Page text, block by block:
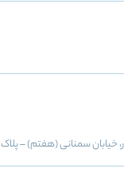
خیابان سمنانی (هفتم) – پلاک 11